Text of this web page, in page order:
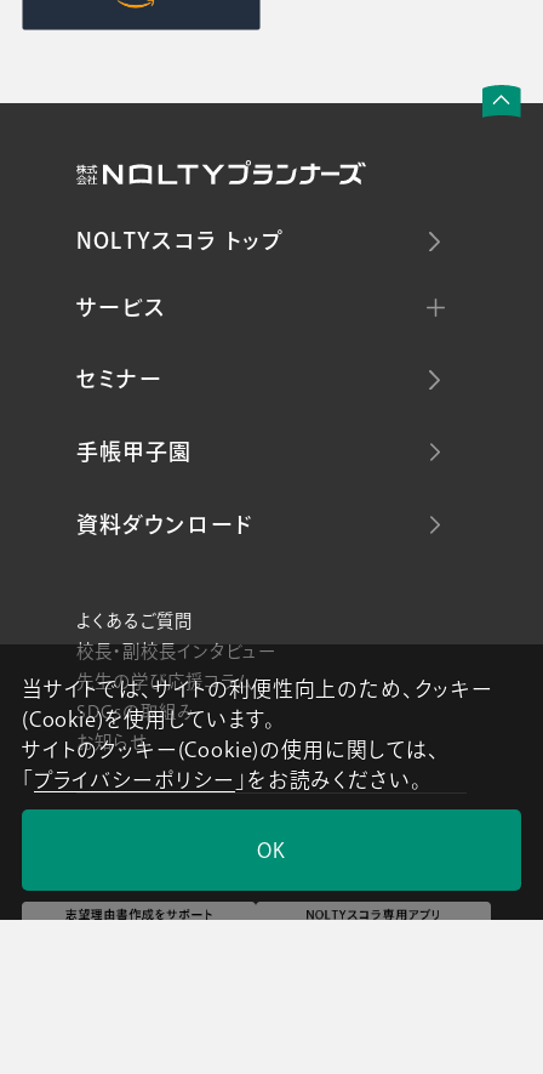
NOLTYスコラ トップ
サービス
セミナー
手帳甲子園
資料ダウンロード
よくあるご質問
校長・副校長インタビュー
先生の学び応援コラム
SDGsの取組み
お知らせ
データベース
当サイトでは、サイトの利便性向上のため、クッキー
(Cookie)を使用しています。
サイトのクッキー(Cookie)の使用に関しては、
プライバシーポリシー 」をお読みください。
OK